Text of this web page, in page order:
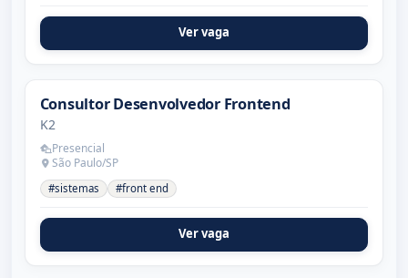
Ver vaga
Consultor Desenvolvedor Frontend
K2
Presencial
São Paulo/SP
#sistemas #front end
Ver vaga